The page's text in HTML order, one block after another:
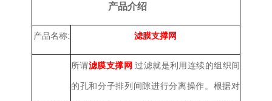
产品介绍
产品名称: 滤膜支撑网
所谓滤膜支撑网 过滤就是利用连续的组织间
的孔和分子排列间隙进行分离操作。根据对